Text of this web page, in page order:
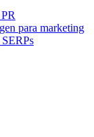
para marketing